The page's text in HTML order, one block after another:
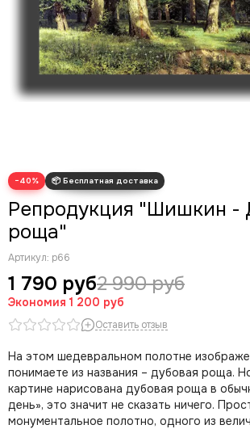
Бернардо Беллотто
Валентин Серов
Ван Гог
Василий Перов
Виктор Васнецов
Исаак Янс ван Остаде
Илья Репин
Казимир Малевич
Карел Дюжарден
Кес Ван Донген
Клод Моне
Константин Коровин
Константин Ухтомский
Леонид Афремов
Марк Шагал
Микеланджело Буонарроти
Николай Анохин
−40%
Репродукция "Шишкин -
роща"
Артикул: р66
1 790 руб2 990 руб
Экономия 1 200 руб
Оставить отзыв
На этом шедевральном полотне
понимаете из названия – дубовая роща.
картине нарисована дубовая роща в
день», это значит не сказать ничего.
монументальное полотно, одного из